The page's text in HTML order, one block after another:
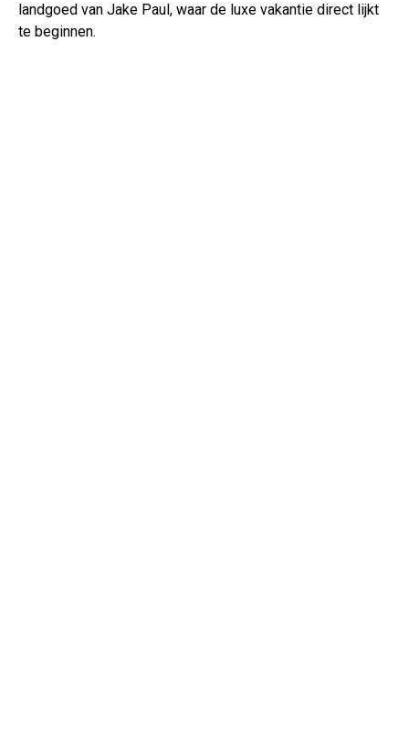
landgoed van Jake Paul, waar de luxe vakantie direct lijkt
te beginnen.